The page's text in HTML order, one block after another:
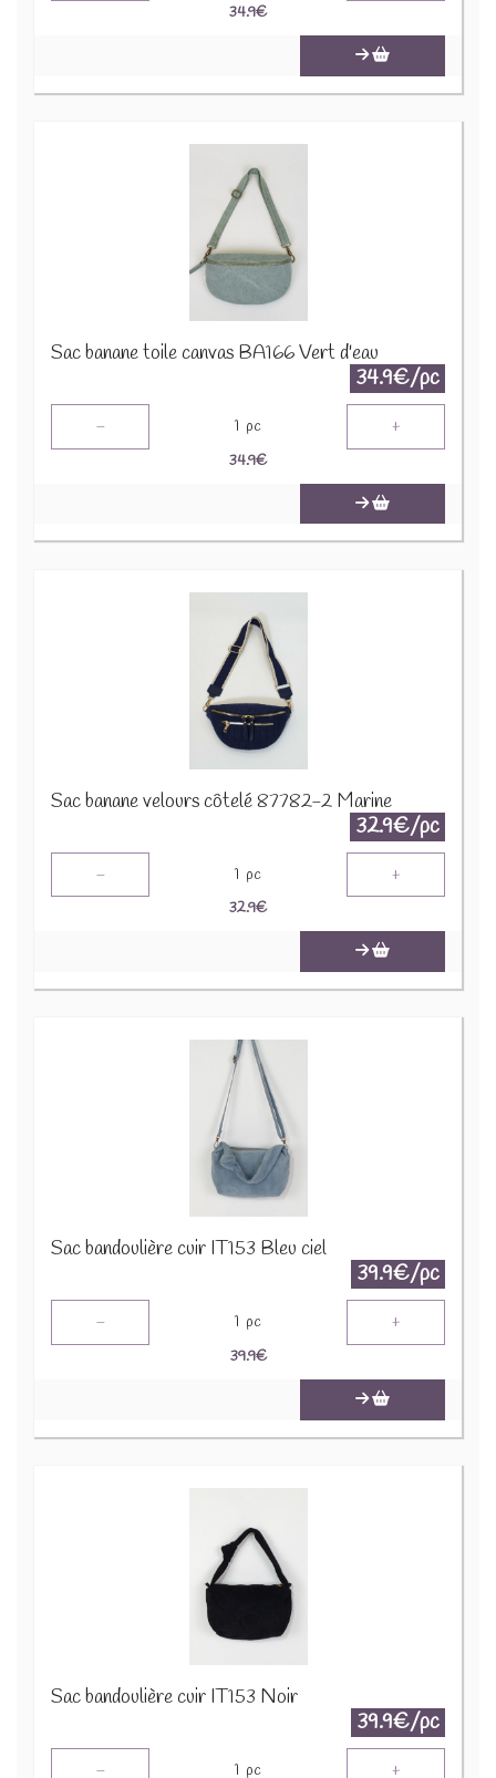
34.9€
Sac banane toile canvas BA166 Vert d'eau
34.9€/pc
- 1 pc +
34.9€
Sac banane velours côtelé 87782-2 Marine
32.9€/pc
- 1 pc +
32.9€
Sac bandoulière cuir IT153 Bleu ciel
39.9€/pc
- 1 pc +
39.9€
Sac bandoulière cuir IT153 Noir
39.9€/pc
- 1 pc +